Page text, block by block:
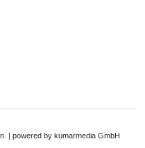
| powered by kumarmedia GmbH